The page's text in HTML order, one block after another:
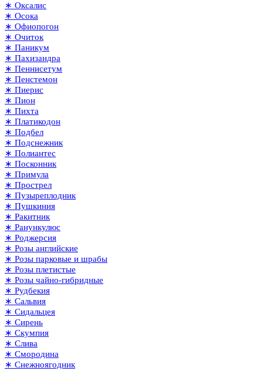
∗ Оксалис
∗ Осока
∗ Офиопогон
∗ Очиток
∗ Паникум
∗ Пахизандра
∗ Пеннисетум
∗ Пенстемон
∗ Пиерис
∗ Пион
∗ Пихта
∗ Платикодон
∗ Подбел
∗ Подснежник
∗ Полиантес
∗ Посконник
∗ Примула
∗ Прострел
∗ Пузыреплодник
∗ Пушкиния
∗ Ракитник
∗ Ранункулюс
∗ Роджерсия
∗ Розы английские
∗ Розы парковые и шрабы
∗ Розы плетистые
∗ Розы чайно-гибридные
∗ Рудбекия
∗ Сальвия
∗ Сидальцея
∗ Сирень
∗ Скумпия
∗ Слива
∗ Смородина
∗ Снежноягодник